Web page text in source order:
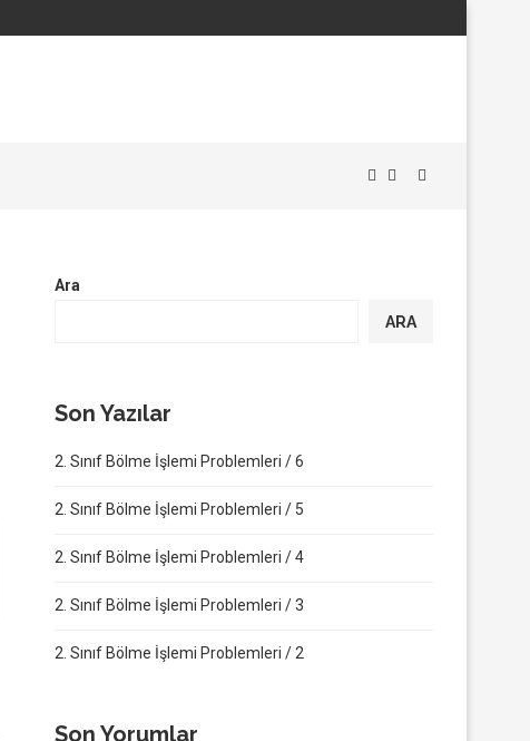
Ara
ARA
Son Yazılar
2. Sınıf Bölme İşlemi Problemleri / 6
2. Sınıf Bölme İşlemi Problemleri / 5
2. Sınıf Bölme İşlemi Problemleri / 4
2. Sınıf Bölme İşlemi Problemleri / 3
2. Sınıf Bölme İşlemi Problemleri / 2
Son Yorumlar